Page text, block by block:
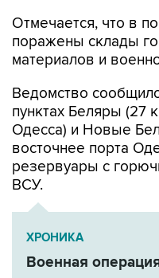
Отмечается, что в
поражены склады
материалов и
Ведомство
пунктах Беляры (27
Одесса) и Новые
восточнее порта
резервуары с
ВСУ.
ХРОНИКА
Военная